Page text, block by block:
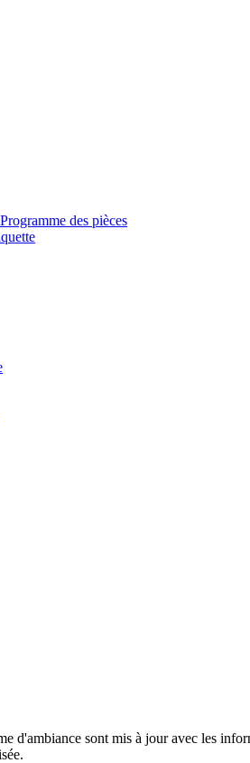
des pièces
d'ambiance sont mis à jour avec les